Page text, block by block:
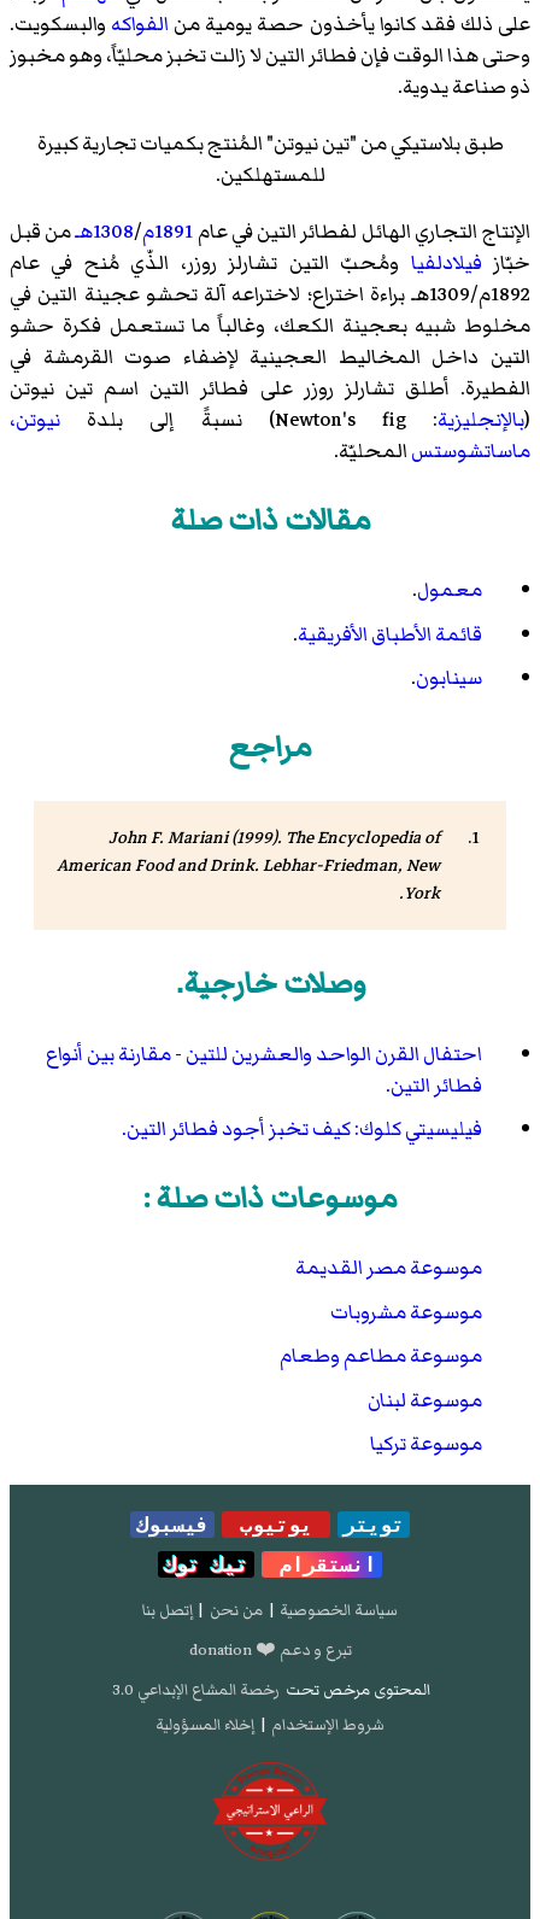
على ذلك فقد كانوا يأخذون حصة يومية من الفواكه والبسكويت.
وحتى هذا الوقت فإن فطائر التين لا زالت تخبز محليّاً، وهو مخبوز
ذو صناعة يدوية.
طبق بلاستيكي من "تين نيوتن" المُنتج بكميات تجارية كبيرة
للمستهلكين.
الإنتاج التجاري الهائل لفطائر التين في عام1891م /1308هـ من قبل
خبّاز فيلادلفيا ومُحبّ التين تشارلز روزر، الذّي مُنح في عام
1892م/1309هـ براءة اختراع؛ لاختراعه آلة تحشو عجينة التين في
مخلوط شبيه بعجينة الكعك، وغالباً ما تستعمل فكرة حشو
التين داخل المخاليط العجينية لإضفاء صوت القرمشة في
الفطيرة. أطلق تشارلز روزر على فطائر التين اسم تين نيوتن
(بالإنجليزية: Newton's fig) نسبةً إلى بلدة
نيوتن،
ماساتشوستسالمحليّة.
مقالات ذات صلة
معمول.
قائمة الأطباق الأفريقية.
سينابون.
مراجع
John F. Mariani (1999). The Encyclopedia of
American Food and Drink. Lebhar-Friedman, New
York.
وصلات خارجية.
احتفال القرن الواحد والعشرين للتين - مقارنة بين أنواع
فطائر التين.
فيليسيتي كلوك: كيف تخبز أجود فطائر التين.
موسوعات ذات صلة :
موسوعة مصر القديمة
موسوعة مشروبات
موسوعة مطاعم وطعام
موسوعة لبنان
موسوعة تركيا
تويتر يوتيوب
فيسبوك
انستقرام
تيك توك
سياسة الخصوصية | من نحن | إتصل بنا
تبرع و دعم ❤️ donation
المحتوى مرخص تحت رخصة المشاع الإبداعي 3.0
شروط الإستخدام | إخلاء المسؤولية